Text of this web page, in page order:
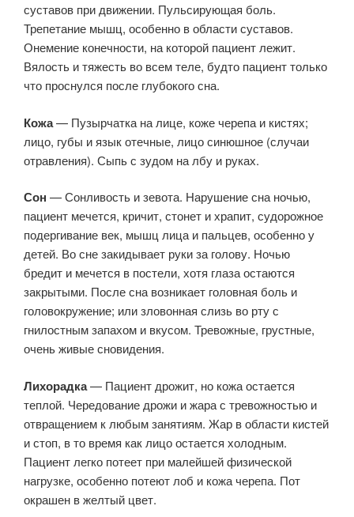
суставов при движении. Пульсирующая боль.
Трепетание мышц, особенно в области суставов.
Онемение конечности, на которой пациент лежит.
Вялость и тяжесть во всем теле, будто пациент только
что проснулся после глубокого сна.
Кожа— Пузырчатка на лице, коже черепа и кистях;
лицо, губы и язык отечные, лицо синюшное (случаи
отравления). Сыпь с зудом на лбу и руках.
Сон — Сонливость и зевота. Нарушение сна ночью,
пациент мечется, кричит, стонет и храпит, судорожное
подергивание век, мышц лица и пальцев, особенно у
детей. Во сне закидывает руки за голову. Ночью
бредит и мечется в постели, хотя глаза остаются
закрытыми. После сна возникает головная боль и
головокружение; или зловонная слизь во рту с
гнилостным запахом и вкусом. Тревожные, грустные,
очень живые сновидения.
Лихорадка— Пациент дрожит, но кожа остается
теплой. Чередование дрожи и жара с тревожностью и
отвращением к любым занятиям. Жар в области кистей
и стоп, в то время как лицо остается холодным.
Пациент легко потеет при малейшей физической
нагрузке, особенно потеют лоб и кожа черепа. Пот
окрашен в желтый цвет.